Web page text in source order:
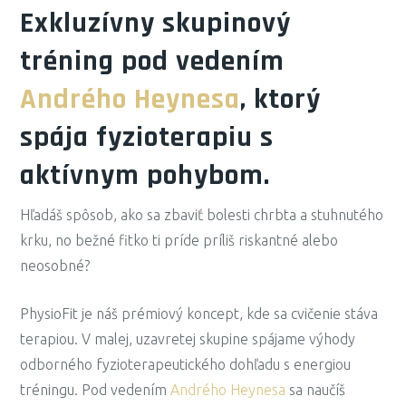
Exkluzívny skupinový
tréning pod vedením
Andrého Heynesa, ktorý
spája fyzioterapiu s
aktívnym pohybom.
Hľadáš spôsob, ako sa zbaviť bolesti chrbta a stuhnutého
krku, no bežné fitko ti príde príliš riskantné alebo
neosobné?
PhysioFit je náš prémiový koncept, kde sa cvičenie stáva
terapiou. V malej, uzavretej skupine spájame výhody
odborného fyzioterapeutického dohľadu s energiou
tréningu. Pod vedením Andrého Heynesa sa naučíš